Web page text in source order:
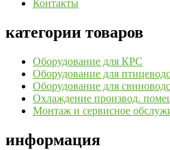
Контакты
категории товаров
Оборудование для КРС
Оборудование для
Оборудование для
Охлаждение производ.
Монтаж и сервисное
информация